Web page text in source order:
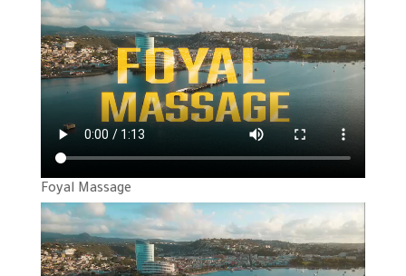
Foyal Massage